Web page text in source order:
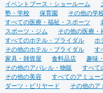
イベントブース・ショールーム
塾・学校
保育園
その他の学
すべての医療・福祉・スポーツ
スポーツ・ジム
その他の医療・
すべてのホテル・ブライダル
ホ
その他のホテル・ブライダル
す
家具・雑貨屋
食料品店 趣味
その他のアパレル・物販
すべて
その他の美容
すべてのアミュー
ダーツ・ビリヤード
その他のア